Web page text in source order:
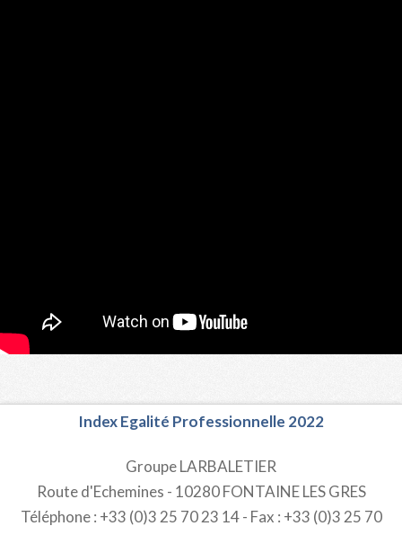
Index Egalité Professionnelle 2022
Groupe LARBALETIER
Route d'Echemines - 10280 FONTAINE LES GRES
Téléphone : +33 (0)3 25 70 23 14 - Fax : +33 (0)3 25 70